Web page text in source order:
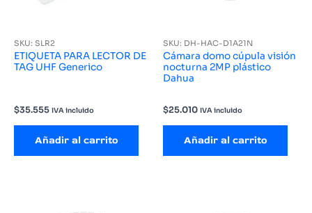
SKU: SLR2
ETIQUETA PARA LECTOR DE
TAG UHF Generico
$35.555 IVA incluido
Añadir al carrito
SKU: DH-HAC-D1A21N
Cámara domo cúpula visión
nocturna 2MP plástico
Dahua
$25.010 IVA incluido
Añadir al carrito